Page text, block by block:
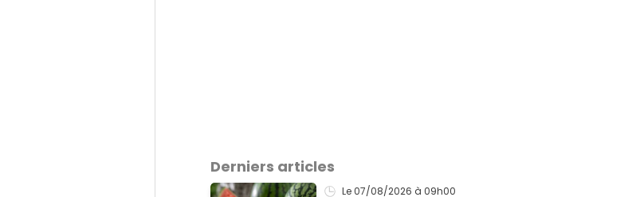
Derniers articles
Le 07/08/2026 à 09h00